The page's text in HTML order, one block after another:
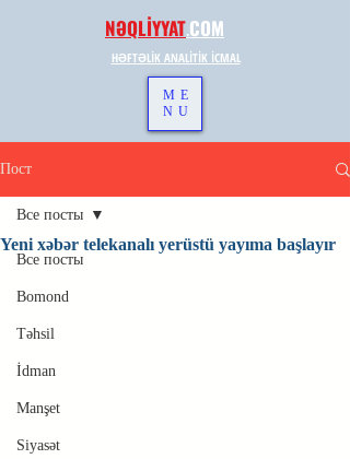
NƏQLİYYAT.COM
HƏFTƏLİK ANALİTİK İCMAL
ME
NU
Пост
Все посты
Bomond
Təhsil
İdman
Manşet
Siyasət
Все посты
Yeni xəbər telekanalı yerüstü yayıma başlayır